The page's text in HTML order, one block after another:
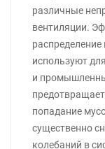
различные
вентиляции.
используют
и
попадание
существенно
колебаний в